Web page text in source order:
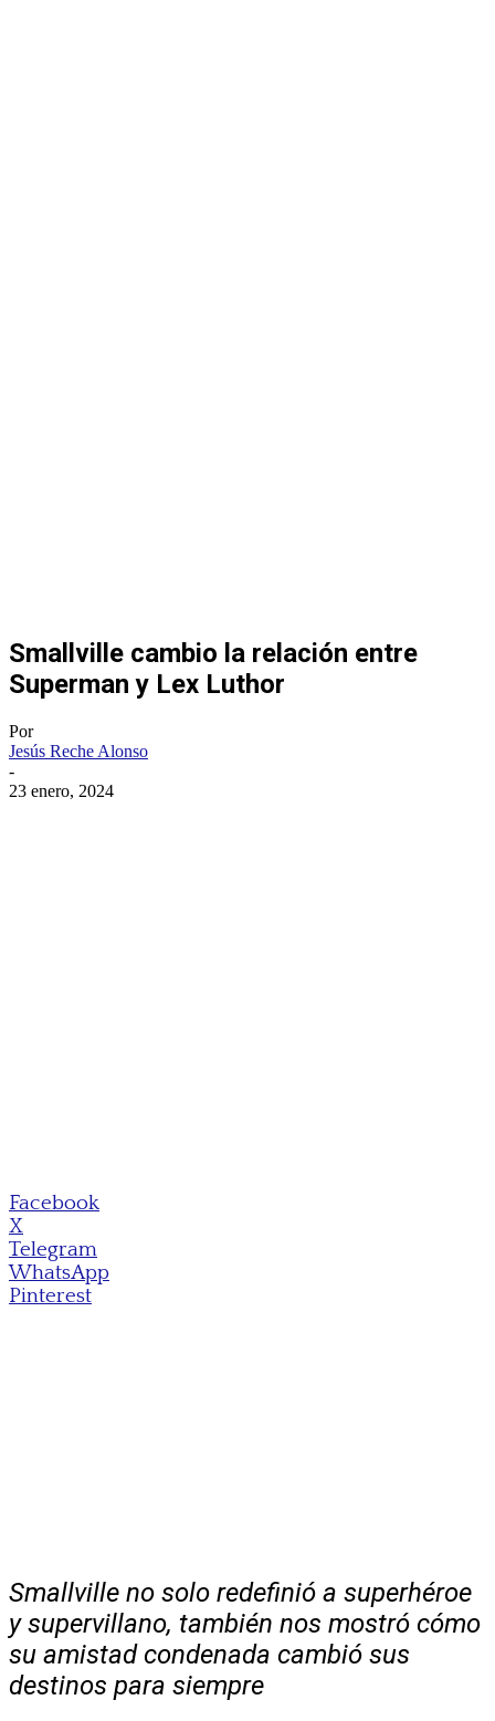
Smallville cambio la relación entre
Superman y Lex Luthor
Por
Jesús Reche Alonso
-
23 enero, 2024
Facebook
X
Telegram
WhatsApp
Pinterest
Smallville no solo redefinió a superhéroe
y supervillano, también nos mostró cómo
su amistad condenada cambió sus
destinos para siempre